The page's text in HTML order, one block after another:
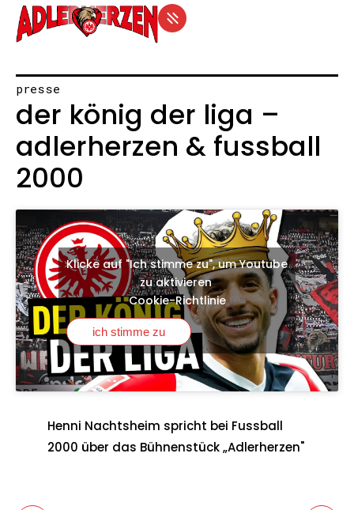
presse
der könig der liga –
adlerherzen & fussball
2000
Klicke auf "Ich stimme zu", um Youtube
zu aktivieren
Cookie-Richtlinie
ich stimme zu
Henni Nachtsheim spricht bei Fussball
2000 über das Bühnenstück „Adlerherzen"